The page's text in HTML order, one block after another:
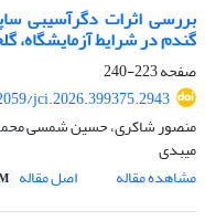
بررسی اثرات دگرآسیبی
گندم در شرایط آزمایشگاه،
صفحه223-240
jci.2026.399375.2943
منصور شاکری، حسین شمسی
میبدی
مشاهده مقاله
اصل مقاله